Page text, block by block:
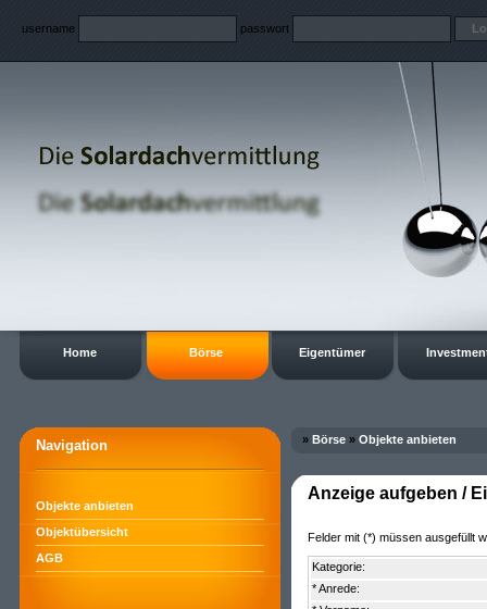
username passwort
Home Börse Eigentümer
Navigation
Objekte anbieten
Objektübersicht
AGB
» Börse » Objekte anbieten
Anzeige aufgeben /
Felder mit (*) müssen ausgefüllt
Kategorie:
* Anrede: